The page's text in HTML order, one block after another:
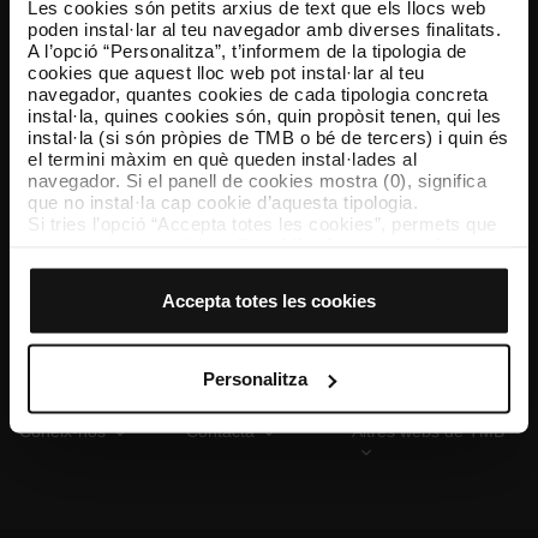
Les cookies són petits arxius de text que els llocs web
poden instal·lar al teu navegador amb diverses finalitats.
A l’opció “Personalitza”, t’informem de la tipologia de
cookies que aquest lloc web pot instal·lar al teu
navegador, quantes cookies de cada tipologia concreta
instal·la, quines cookies són, quin propòsit tenen, qui les
instal·la (si són pròpies de TMB o bé de tercers) i quin és
el termini màxim en què queden instal·lades al
navegador. Si el panell de cookies mostra (0), significa
que no instal·la cap cookie d’aquesta tipologia.
Si tries l’opció “Accepta totes les cookies”, permets que
El selector que es troba a la dreta de cada tipologia de
cookies d’aquella classe.
Un cop hagis marcat les teves preferències, has de fer
clic sobre “Selecciona i configura”. Així, s’instal·laran
només les cookies de la tipologia que hagis seleccionat
personalització, perquè permeten recordar les teves
opcions de navegació (com ara l’idioma) i milloren la teva
Accepta totes les cookies
Personalitza
TMB App
Descarrega’t TMB App i compra els teus bitllets
App Store Google Play
Coneix-nos Contacta Altres webs de TMB